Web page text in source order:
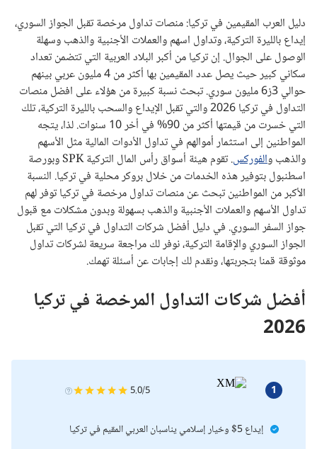
دليل العرب المقيمين في تركيا: منصات تداول مرخصة تقبل الجواز السوري،
إيداع بالليرة التركية، وتداول اسهم والعملات الأجنبية والذهب وسهلة
الوصول على الجوال. إن تركيا من أكبر البلاد العربية التي تتضمن تعداد
سكاني كبير حيث يصل عدد المقيمين بها أكثر من 4 مليون عربي بينهم
حوالي 3ز6 مليون سوري. تبحث نسبة كبيرة من هؤلاء على افضل منصات
التداول في تركيا 2026 والتي تقبل الإيداع والسحب بالليرة التركية، تلك
التي خسرت من قيمتها أكثر من 90% في أخر 10 سنوات. لذا، يتجه
المواطنين إلى استثمار أموالهم في تداول الأدوات المالية مثل الأسهم
والذهب والفوركس
. تقوم هيئة أسواق رأس المال التركية SPK وبورصة
اسطنبول بتوفير هذه الخدمات من خلال بروكر محلية في تركيا. النسبة
الأكبر من المواطنين تبحث عن منصات تداول مرخصة في تركيا توفر لهم
تداول الأسهم والعملات الأجنبية والذهب بسهولة وبدون مشكلات مع قبول
جواز السفر السوري. في دليل أفضل شركات التداول في تركيا التي تقبل
الجواز السوري والإقامة التركية، نوفر لك مراجعة سريعة لشركات تداول
موثوقة قمنا بتجربتها، ونقدم لك إجابات عن أسئلة تهمك.
أفضل شركات التداول المرخصة في تركيا
2026
1
5.0/5
إيداع 5$ وخيار إسلامي يناسبان العربي المقيم في تركيا